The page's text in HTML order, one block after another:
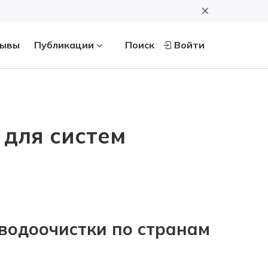
Публикации Поиск Войти
систем
по странам